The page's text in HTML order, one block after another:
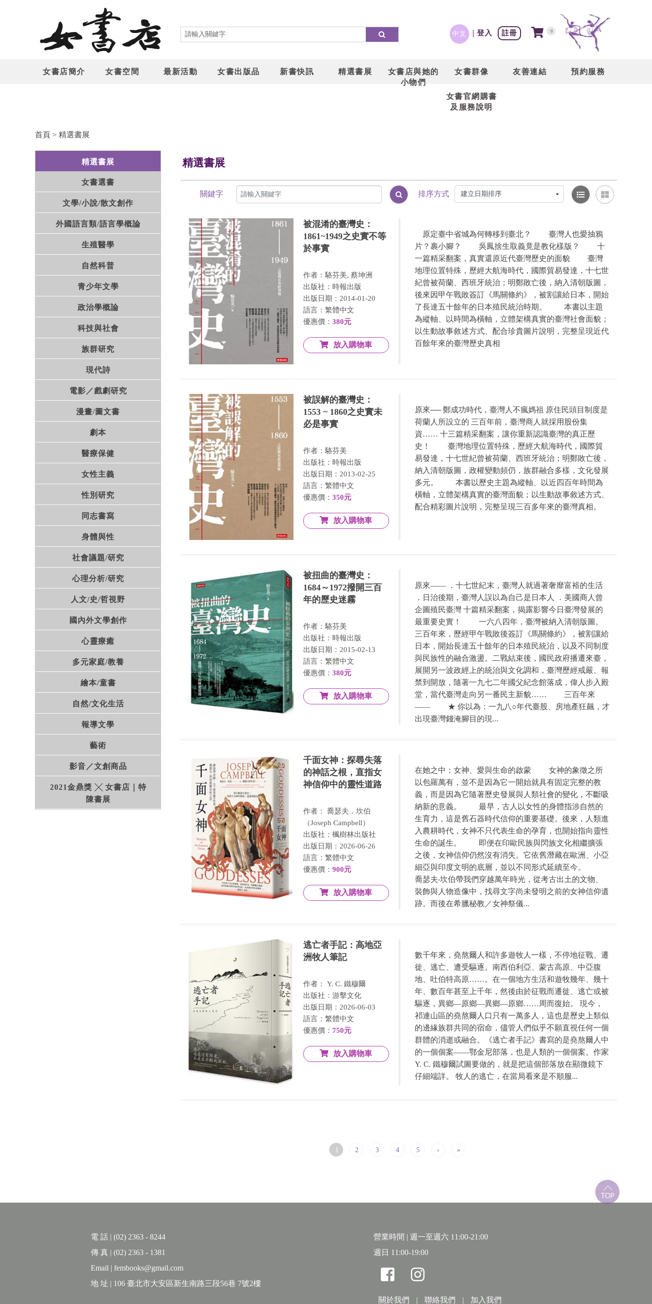
中文 登入 註冊 0
女書店簡介 女書空間 最新活動 女書出版品 新書快訊 精選書展
女書店與她的
小物們
女書群像 友善連結 預約服務
女書官網購書
及服務說明
首頁 > 精選書展
精選書展
女書選書
文學/小說/散文創作
外國語言類/語言學概論
生殖醫學
自然科普
青少年文學
政治學概論
科技與社會
族群研究
現代詩
電影／戲劇研究
漫畫/圖文書
劇本
醫療保健
女性主義
性別研究
同志書寫
身體與性
社會議題/研究
心理分析/研究
人文/史/哲視野
國內外文學創作
心靈療癒
多元家庭/教養
繪本/童書
自然/文化生活
報導文學
藝術
影音／文創商品
2021金鼎獎 ╳ 女書店｜特
陳書展
精選書展
關鍵字 排序方式
被混淆的臺灣史：
1861~1949之史實不等
於事實
作者：駱芬美, 蔡坤洲
出版社：時報出版
出版日期：2014-01-20
語言：繁體中文
優惠價： 380元
放入購物車
原定臺中省城為何轉移到臺北？ 臺灣人也愛抽鴉
片？裹小腳？ 吳鳳捨生取義竟是教化樣版？ 十
一篇精采翻案，真實還原近代臺灣歷史的面貌 臺灣
地理位置特殊，歷經大航海時代，國際貿易發達，十七世
紀曾被荷蘭、西班牙統治；明鄭敗亡後，納入清朝版圖，
後來因甲午戰敗簽訂《馬關條約》，被割讓給日本，開始
了長達五十餘年的日本殖民統治時期。 本書以主題
為縱軸、以時間為橫軸，立體架構真實的臺灣社會面貌；
以生動故事敘述方式、配合珍貴圖片說明，完整呈現近代
百餘年來的臺灣歷史真相
被誤解的臺灣史：
1553 ~ 1860之史實未
必是事實
作者：駱芬美
出版社：時報出版
出版日期：2013-02-25
語言：繁體中文
優惠價： 350元
放入購物車
原來── 鄭成功時代，臺灣人不瘋媽祖 原住民頭目制度是
荷蘭人所設立的 三百年前，臺灣商人就採用股份集
資…… 十三篇精采翻案，讓你重新認識臺灣的真正歷
史！ 臺灣地理位置特殊，歷經大航海時代，國際貿
易發達，十七世紀曾被荷蘭、西班牙統治；明鄭敗亡後，
納入清朝版圖，政權變動頻仍，族群融合多樣，文化發展
多元。 本書以歷史主題為縱軸、以近四百年時間為
橫軸，立體架構真實的臺灣面貌；以生動故事敘述方式、
配合精彩圖片說明，完整呈現三百多年來的臺灣真相。
被扭曲的臺灣史：
1684～1972撥開三百
年的歷史迷霧
作者：駱芬美
出版社：時報出版
出版日期：2015-02-13
語言：繁體中文
優惠價： 380元
放入購物車
原來—— ．十七世紀末，臺灣人就過著奢靡富裕的生活
．日治後期，臺灣人誤以為自己是日本人 ．美國商人曾
企圖殖民臺灣 十篇精采翻案，揭露影響今日臺灣發展的
最重要史實！ 一六八四年，臺灣被納入清朝版圖。
三百年來，歷經甲午戰敗後簽訂《馬關條約》，被割讓給
日本，開始長達五十餘年的日本殖民統治，以及不同制度
與民族性的融合激盪。二戰結束後，國民政府播遷來臺，
展開另一波政經上的統治與文化調和，臺灣歷經戒嚴、報
禁到開放，隨著一九七二年國父紀念館落成，偉人步入殿
堂，當代臺灣走向另一番民主新貌…… 三百年來
—— ★ 你以為：一九八○年代臺股、房地產狂飆，才
出現臺灣錢淹腳目的現...
千面女神：探尋失落
的神話之根，直指女
神信仰中的靈性道路
作者： 喬瑟夫．坎伯
（Joseph Campbell）
出版社：楓樹林出版社
出版日期：2026-06-26
語言：繁體中文
優惠價： 900元
放入購物車
在她之中：女神、愛與生命的啟蒙 女神的象徵之所
以包羅萬有，並不是因為它一開始就具有固定完整的教
義，而是因為它隨著歷史發展與人類社會的變化，不斷吸
納新的意義。 最早，古人以女性的身體指涉自然的
生育力，這是舊石器時代信仰的重要基礎。後來，人類進
入農耕時代，女神不只代表生命的孕育，也開始指向靈性
生命的誕生。 即便在印歐民族與閃族文化相繼擴張
之後，女神信仰仍然沒有消失。它依舊潛藏在歐洲、小亞
細亞與印度文明的底層，並以不同形式延續至今。
喬瑟夫‧坎伯帶我們穿越萬年時光，從考古出土的文物、
裝飾與人物造像中，找尋文字尚未發明之前的女神信仰遺
跡。而後在希臘秘教／女神祭儀...
逃亡者手記：高地亞
洲牧人筆記
作者： Y. C. 鐵穆爾
出版社：游擊文化
出版日期：2026-06-03
語言：繁體中文
優惠價： 750元
放入購物車
數千年來，堯熬爾人和許多遊牧人一樣，不停地征戰、遷
徙、逃亡、遭受驅逐。南西伯利亞、蒙古高原、中亞腹
地、吐伯特高原……。在一個地方生活和遊牧幾年、幾十
年、數百年甚至上千年，然後由於征戰而遷徙、逃亡或被
驅逐，異鄉—原鄉—異鄉—原鄉……周而復始。 現今，
祁連山區的堯熬爾人口只有一萬多人，這也是歷史上類似
的邊緣族群共同的宿命，儘管人們似乎不願直視任何一個
群體的消逝或融合。《逃亡者手記》書寫的是堯熬爾人中
的一個個案——鄂金尼部落，也是人類的一個個案。作家
Y. C. 鐵穆爾試圖要做的，就是把這個部落放在顯微鏡下
仔細端詳。 牧人的逃亡，在當局看來是不順服...
1 2 3 4 5 › »
電 話 | (02) 2363 - 8244
傳 真 | (02) 2363 - 1381
Email | fembooks@gmail.com
地 址 | 106 臺北市大安區新生南路三段56巷 7號2樓
營業時間 | 週一至週六 11:00-21:00
週日 11:00-19:00
關於我們 | 聯絡我們 | 加入我們